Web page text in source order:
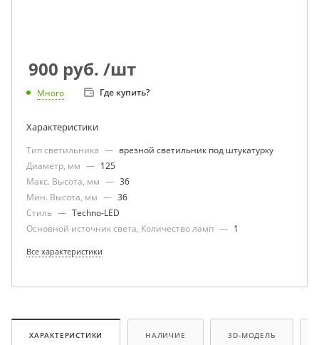
900 руб. /шт
Много Где купить?
Характеристики
Тип светильника — врезной светильник под штукатурку
Диаметр, мм — 125
Макс. Высота, мм — 36
Мин. Высота, мм — 36
Стиль — Techno-LED
Основной источник света, Количество ламп — 1
Все характеристики
ХАРАКТЕРИСТИКИ НАЛИЧИЕ 3D-МОДЕЛЬ